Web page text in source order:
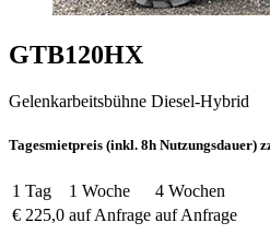
GTB120HX
Gelenkarbeitsbühne Diesel-Hybrid
Tagesmietpreis (inkl. 8h Nutzungsdauer)
1 Tag 1 Woche
4 Wochen
€ 225,0 auf Anfrage auf Anfrage